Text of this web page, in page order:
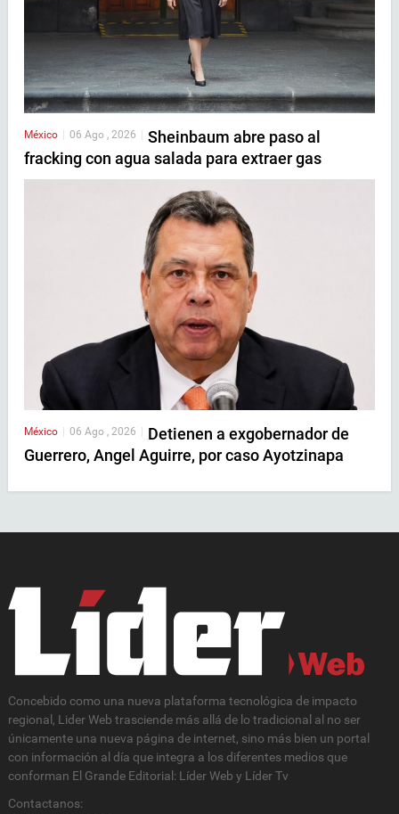
México 06 Ago , 2026
Sheinbaum abre paso al
fracking con agua salada para extraer gas
México | 06 Ago , 2026 | Detienen a exgobernador de
Guerrero, Angel Aguirre, por caso Ayotzinapa
Concebido como una nueva plataforma tecnológica de impacto
regional, Lider Web trasciende más allá de lo tradicional al no ser
únicamente una nueva página de internet, sino más bien un portal
con información al día que integra a los diferentes medios que
conforman El Grande Editorial: Líder Web y Líder Tv
Contactanos: